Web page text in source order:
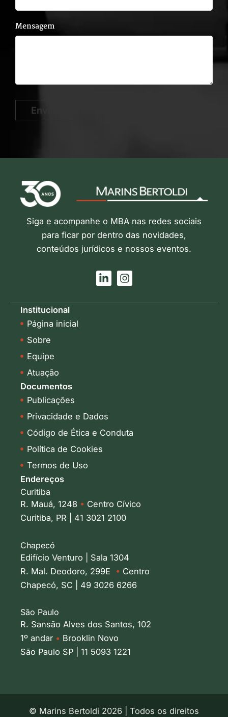
Mensagem
Enviar
Siga e acompanhe o MBA nas redes sociais
para ficar por dentro das novidades,
conteúdos jurídicos e nossos eventos.
L
i
k
I
n
t
Institucional
Página inicial
Sobre
Equipe
Atuação
Documentos
Publicações
Privacidade e Dados
Código de Ética e Conduta
Política de Cookies
Termos de Uso
Endereços
Curitiba
R. Mauá, 1248 • Centro Cívico
Curitiba, PR | 41 3021 2100
Chapecó
Edifício Venturo | Sala 1304
R. Mal. Deodoro, 299E • Centro
Chapecó, SC | 49 3026 6266
São Paulo
R. Sansão Alves dos Santos, 102
1º andar • Brooklin Novo
São Paulo SP | 11 5093 1221
© Marins Bertoldi 2026 | Todos os direitos